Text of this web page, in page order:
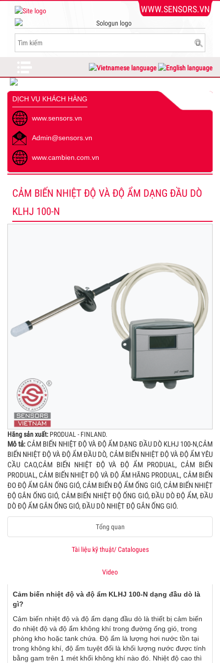
WWW.SENSORS.VN
DỊCH VỤ KHÁCH HÀNG
www.sensors.vn
Admin@sensors.vn
www.cambien.com.vn
CẢM BIẾN NHIỆT ĐỘ VÀ ĐỘ ẨM DẠNG ĐẦU DÒ
KLHJ 100-N
Hãng sản xuất: PRODUAL - FINLAND.
Mô tả: CẢM BIẾN NHIỆT ĐỘ VÀ ĐỘ ẨM DẠNG ĐẦU DÒ KLHJ 100-N,CẢM
BIẾN NHIỆT ĐỘ VÀ ĐỘ ẨM ĐẦU DÒ, CẢM BIẾN NHIỆT ĐỘ VÀ ĐỘ ẨM YÊU
CẦU CAO,CẢM BIẾN NHIỆT ĐỘ VÀ ĐỘ ẨM PRODUAL, CẢM BIẾN
PRODUAL, CẢM BIẾN NHIỆT ĐỘ VÀ ĐỘ ẨM HÃNG PRODUAL, CẢM BIẾN
ĐO ĐỘ ẨM GẮN ỐNG GIÓ, CẢM BIẾN ĐỘ ẨM ỐNG GIÓ, CẢM BIẾN NHIỆT
ĐỘ GẮN ỐNG GIÓ, CẢM BIẾN NHIỆT ĐỘ ỐNG GIÓ, ĐẦU DÒ ĐỘ ẨM, ĐẦU
DÒ ĐỘ ẨM GẮN ỐNG GIÓ, ĐẦU DÒ NHIỆT ĐỘ GẮN ỐNG GIÓ.
Tổng quan
Tài liệu kỹ thuật/ Catalogues
Video
Cảm biến nhiệt độ và độ ẩm KLHJ 100-N dạng đầu dò là
gì?
Cảm biến nhiệt độ và độ ẩm dạng đầu dò là thiết bị cảm biến
đo nhiệt độ và độ ẩm không khí trong đường ống gió, trong
phòng kho hoặc tank chứa. Độ ẩm là lượng hơi nước tồn tại
trong không khí, độ ẩm tuyệt đối là khối lượng nước được tính
bằng gam trên 1 mét khối không khí nào đó. Nhiệt độ cao thì